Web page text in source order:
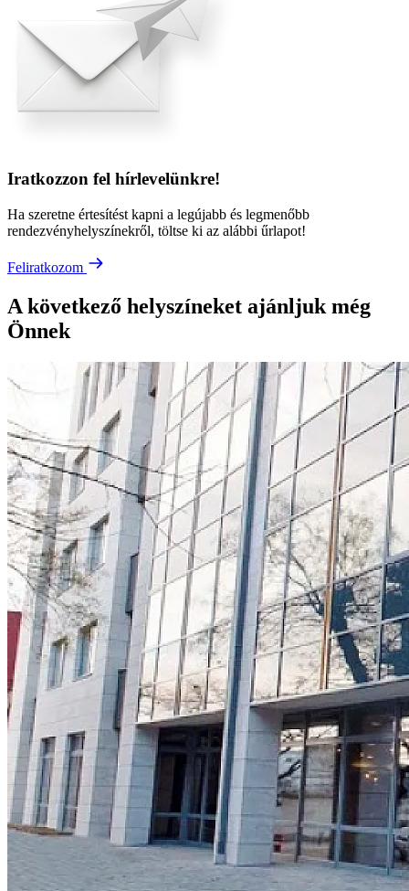
Iratkozzon fel hírlevelünkre!
Ha szeretne értesítést kapni a legújabb és legmenőbb
rendezvényhelyszínekről, töltse ki az alábbi űrlapot!
Feliratkozom
A következő helyszíneket ajánljuk még
Önnek